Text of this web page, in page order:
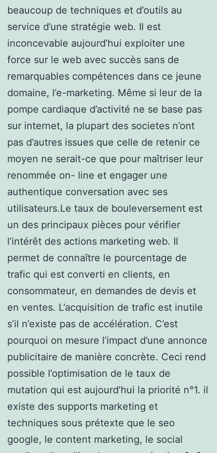
beaucoup de techniques et d’outils au
service d’une stratégie web. Il est
inconcevable aujourd’hui exploiter une
force sur le web avec succès sans de
remarquables compétences dans ce jeune
domaine, l’e-marketing. Même si leur de la
pompe cardiaque d’activité ne se base pas
sur internet, la plupart des societes n’ont
pas d’autres issues que celle de retenir ce
moyen ne serait-ce que pour maîtriser leur
renommée on- line et engager une
authentique conversation avec ses
utilisateurs.Le taux de bouleversement est
un des principaux pièces pour vérifier
l’intérêt des actions marketing web. Il
permet de connaître le pourcentage de
trafic qui est converti en clients, en
consommateur, en demandes de devis et
en ventes. L’acquisition de trafic est inutile
s’il n’existe pas de accélération. C’est
pourquoi on mesure l’impact d’une annonce
publicitaire de manière concrète. Ceci rend
possible l’optimisation de le taux de
mutation qui est aujourd’hui la priorité n°1. il
existe des supports marketing et
techniques sous prétexte que le seo
google, le content marketing, le social